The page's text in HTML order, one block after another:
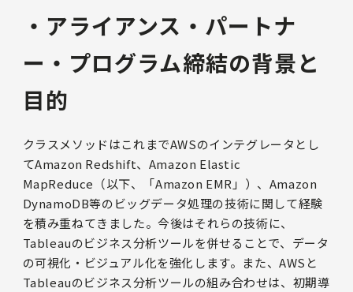
・アライアンス・パートナ
ー・プログラム締結の背景と
目的
クラスメソッドはこれまでAWSのインテグレータとし
てAmazon Redshift、Amazon Elastic
MapReduce（以下、「Amazon EMR」）、Amazon
DynamoDB等のビッグデータ処理の技術に関して経験
を積み重ねてきました。今後はそれらの技術に、
Tableauのビジネス分析ツールを併せることで、データ
の可視化・ビジュアル化を強化します。また、AWSと
Tableauのビジネス分析ツールの組み合わせは、初期導